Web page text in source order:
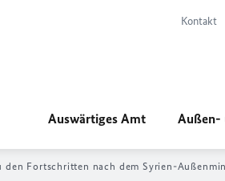
Kontakt
Auswärtiges Amt Außen-
den Fortschritten nach dem Syrien-